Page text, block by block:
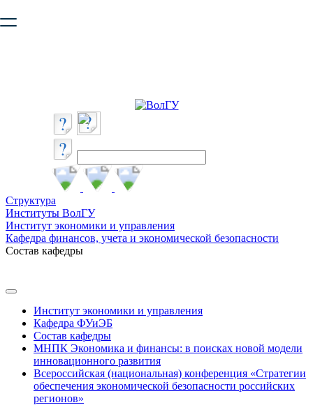
безопасную работу с сайтом. Пожалуйста
Структура
Институты ВолГУ
Институт экономики и управления
Кафедра финансов, учета и экономической безопасности
Состав кафедры
Институт экономики и управления
Кафедра ФУиЭБ
Состав кафедры
МНПК Экономика и финансы: в поисках новой модели
инновационного развития
Всероссийская (национальная) конференция «Стратегии
обеспечения экономической безопасности российских
регионов»